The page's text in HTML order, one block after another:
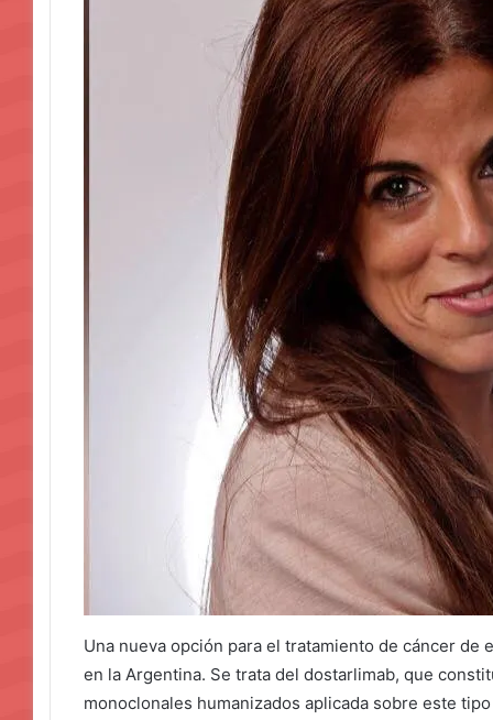
Una nueva opción para el tratamiento de cáncer
en la Argentina. Se trata del dostarlimab, que
monoclonales humanizados aplicada sobre este